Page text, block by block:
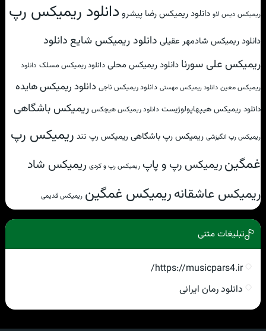
ریمیکس دیس لاو دانلود ریمیکس رضا پیشرو دانلود ریمیکس رپ
دانلود ریمیکس شادمهر عقیلی دانلود ریمیکس شایع دانلود
ریمیکس علی سورنا دانلود ریمیکس محلی دانلود ریمیکس مسلک دانلود
ریمیکس معین دانلود ریمیکس مهستی دانلود ریمیکس ناجی دانلود ریمیکس هایده
دانلود ریمیکس هیپهاپولوژیست دانلود ریمیکس هیچکس ریمیکس باشگاهی
ریمیکس رپ انگیزشی ریمیکس رپ باشگاهی ریمیکس رپ تند ریمیکس رپ
غمگینریمیکس رپ و پاپ ریمیکس رپ و کردی ریمیکس شاد
ریمیکس عاشقانهریمیکس غمگین ریمیکس قدیمی
تبلیغات متنی
https://musicpars4.ir/
دانلود رمان ایرانی